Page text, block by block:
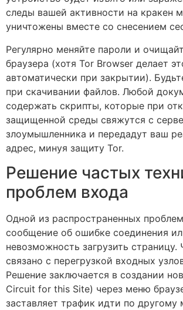
следы вашей активности на кракен
уничтожены вместе со снесением
Регулярно меняйте пароли и
браузера (хотя Tor Browser делает
автоматически при закрытии).
при скачивании файлов. Любой
содержать скрипты, которые при
защищенной среды свяжутся с
злоумышленника и передадут ваш
адрес, минуя защиту Tor.
Решение частых
проблем входа
Одной из распространенных
сообщение об ошибке соединения
невозможность загрузить страницу.
связано с перегрузкой входных
Решение заключается в создании
Circuit for this Site) через меню
заставляет трафик идти по другому